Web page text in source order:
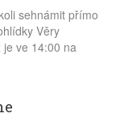
sehnámit přímo
Věry
je ve 14:00 na